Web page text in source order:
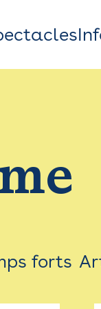
Menu
forts